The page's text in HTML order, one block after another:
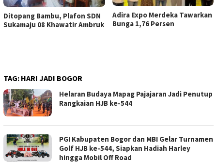
Ditopang Bambu, Plafon SDN
Sukamaju 08 Khawatir Ambruk
Adira Expo Merdeka Tawarkan
Bunga 1,76 Persen
TAG: HARI JADI BOGOR
Helaran Budaya Mapag Pajajaran Jadi Penutup
Rangkaian HJB ke-544
PGI Kabupaten Bogor dan MBI Gelar Turnamen
Golf HJB ke-544, Siapkan Hadiah Harley
hingga Mobil Off Road